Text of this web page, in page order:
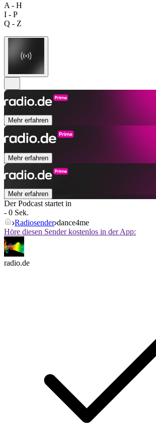
A - H
I - P
Q - Z
Mehr erfahren
Mehr erfahren
Mehr erfahren
Der Podcast startet in
- 0 Sek.
Radiosender dance4me
Höre diesen Sender kostenlos in der App:
radio.de